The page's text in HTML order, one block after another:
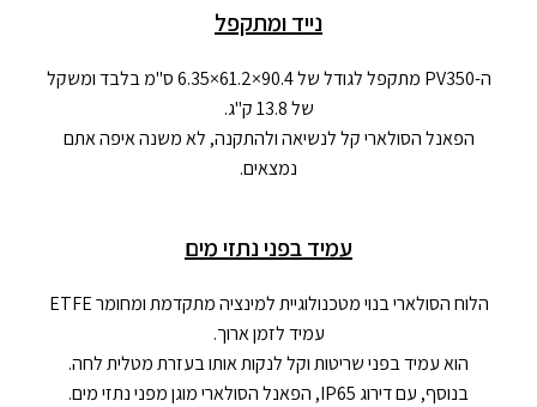
נייד ומתקפל
ה-PV350 מתקפל לגודל של 90.4×61.2×6.35 ס"מ בלבד ומשקל
של 13.8 ק"ג.
הפאנל הסולארי קל לנשיאה ולהתקנה, לא משנה איפה אתם
נמצאים.
עמיד בפני נתזי מים
הלוח הסולארי בנוי מטכנולוגיית למינציה מתקדמת ומחומר ETFE
עמיד לזמן ארוך.
הוא עמיד בפני שריטות וקל לנקות אותו בעזרת מטלית לחה.
בנוסף, עם דירוג IP65, הפאנל הסולארי מוגן מפני נתזי מים.